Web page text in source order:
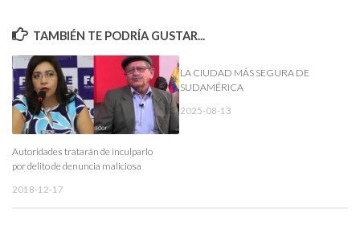
TAMBIÉN TE PODRÍA GUSTAR...
Autoridades tratarán de inculparlo
por delito de denuncia maliciosa
2018-12-17
LA CIUDAD MÁS SEGURA DE
SUDAMÉRICA
2025-08-13